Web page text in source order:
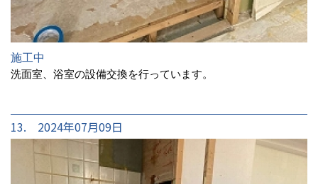
施工中
洗面室、浴室の設備交換を行っています。
13. 2024年07月09日